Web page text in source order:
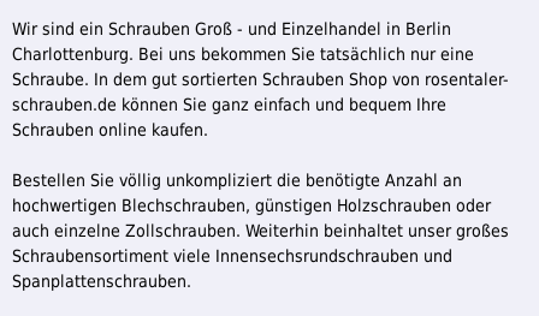
Wir sind ein Schrauben Groß - und Einzelhandel in Berlin
Charlottenburg. Bei uns bekommen Sie tatsächlich nur eine
Schraube. In dem gut sortierten Schrauben Shop von rosentaler-
schrauben.de können Sie ganz einfach und bequem Ihre
Schrauben online kaufen.
Bestellen Sie völlig unkompliziert die benötigte Anzahl an
hochwertigen Blechschrauben, günstigen Holzschrauben oder
auch einzelne Zollschrauben. Weiterhin beinhaltet unser großes
Schraubensortiment viele Innensechsrundschrauben und
Spanplattenschrauben.